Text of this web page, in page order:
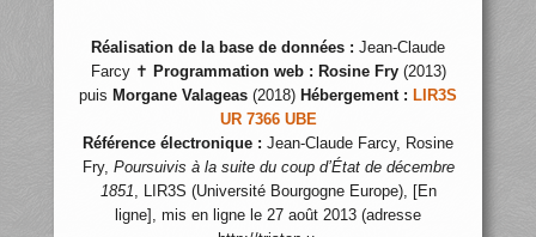
Réalisation de la base de données : Jean-Claude
Farcy ✝ Programmation web : Rosine Fry(2013)
puis Morgane Valageas (2018) Hébergement : LIR3S
UR 7366 UBE
Référence électronique : Jean-Claude Farcy, Rosine
Fry, Poursuivis à la suite du coup d’État de décembre
1851, LIR3S (Université Bourgogne Europe), [En
ligne], mis en ligne le 27 août 2013 (adresse